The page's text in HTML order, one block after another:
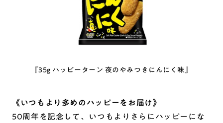
『35g ハッピーターン 夜のやみつきにんにく味』
《いつもより多めのハッピーをお届け》
50周年を記念して、いつもよりさらにハッピーにな